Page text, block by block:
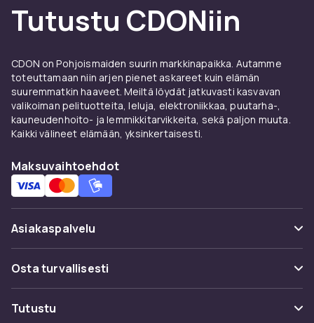
ominaisuuksia. Tarjoamme kilpailukykyiset
hinnat ja nopean toimituksen koko
Tutustu koko foto & optiikka -valikoimaan
CDONissa.
Tähystimet on suosittu valokuvauksen ja
optiikan alalla. CDONilta löydät tähystimet:ä
tunnetuilta merkeiltä kilpailukykyiseen hintaan.
turvallisesti verkosta.
Laaja tähystimet -valikoimamme kattaa kaikki
tarpeet – aloittelijaystävällisistä malleista
edistyneeseen ammattilaisvarustukseen. Hyvä
laatu ja luotettavuus taataan aina CDONissa.
Tähystimet on suosittu valokuvauksen ja
optiikan alalla. CDONilta löydät tähystimet:ä
tunnetuilta merkeiltä kilpailukykyiseen hintaan.
Tutustu CDONiin
CDON on Pohjoismaiden suurin markkinapaikka. Autamme
toteuttamaan niin arjen pienet askareet kuin elämän
suuremmatkin haaveet. Meiltä löydät jatkuvasti kasvavan
valikoiman pelituotteita, leluja, elektroniikkaa, puutarha-,
kauneudenhoito- ja lemmikkitarvikkeita, sekä paljon muuta.
Kaikki välineet elämään, yksinkertaisesti.
Maksuvaihtoehdot
Asiakaspalvelu
Usein kysyttyä (UKK)
Seuraa pakettia
Osta turvallisesti
Maksuvaihtoehdot
Tutustu